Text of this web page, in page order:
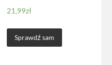
21,99zł
Sprawdź sam